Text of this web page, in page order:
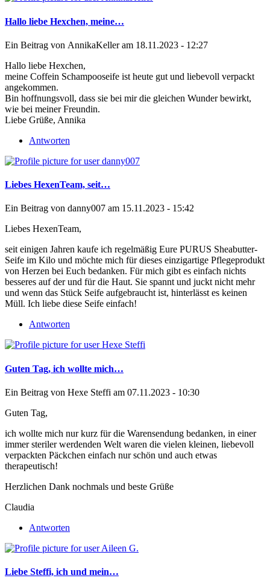
Hallo liebe Hexchen, meine…
Ein Beitrag von AnnikaKelleram 18.11.2023 - 12:27
Hallo liebe Hexchen,
meine Coffein Schampooseife ist heute gut und liebevoll verpackt
angekommen.
Bin hoffnungsvoll, dass sie bei mir die gleichen Wunder bewirkt,
wie bei meiner Freundin.
Liebe Grüße, Annika
Antworten
Liebes HexenTeam, seit…
Ein Beitrag von danny007 am 15.11.2023 - 15:42
Liebes HexenTeam,
seit einigen Jahren kaufe ich regelmäßig Eure PURUS Sheabutter-
Seife im Kilo und möchte mich für dieses einzigartige Pflegeprodukt
von Herzen bei Euch bedanken. Für mich gibt es einfach nichts
besseres auf der und für die Haut. Sie spannt und juckt nicht mehr
und wenn das Stück Seife aufgebraucht ist, hinterlässt es keinen
Müll. Ich liebe diese Seife einfach!
Antworten
Guten Tag, ich wollte mich…
Ein Beitrag von Hexe Steffi am 07.11.2023 - 10:30
Guten Tag,
ich wollte mich nur kurz für die Warensendung bedanken, in einer
immer steriler werdenden Welt waren die vielen kleinen, liebevoll
verpackten Päckchen einfach nur schön und auch etwas
therapeutisch!
Herzlichen Dank nochmals und beste Grüße
Claudia
Antworten
Liebe Steffi, ich und mein…